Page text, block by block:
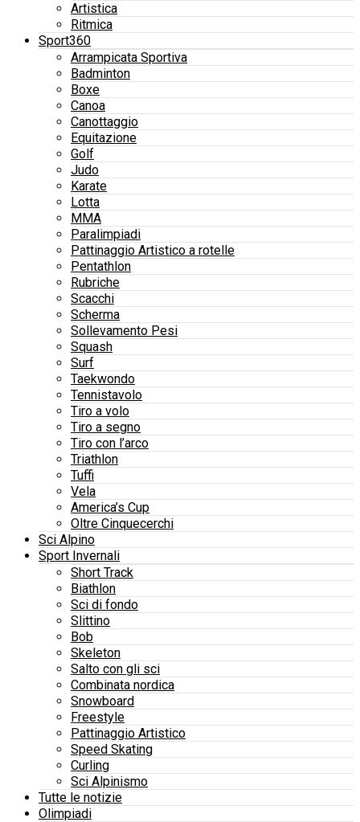
Artistica
Ritmica
Sport360
Arrampicata Sportiva
Badminton
Boxe
Canoa
Canottaggio
Equitazione
Golf
Judo
Karate
Lotta
MMA
Paralimpiadi
Pattinaggio Artistico a rotelle
Pentathlon
Rubriche
Scacchi
Scherma
Sollevamento Pesi
Squash
Surf
Taekwondo
Tennistavolo
Tiro a volo
Tiro a segno
Tiro con l’arco
Triathlon
Tuffi
Vela
America’s Cup
Oltre Cinquecerchi
Sci Alpino
Sport Invernali
Short Track
Biathlon
Sci di fondo
Slittino
Bob
Skeleton
Salto con gli sci
Combinata nordica
Snowboard
Freestyle
Pattinaggio Artistico
Speed Skating
Curling
Sci Alpinismo
Tutte le notizie
Olimpiadi